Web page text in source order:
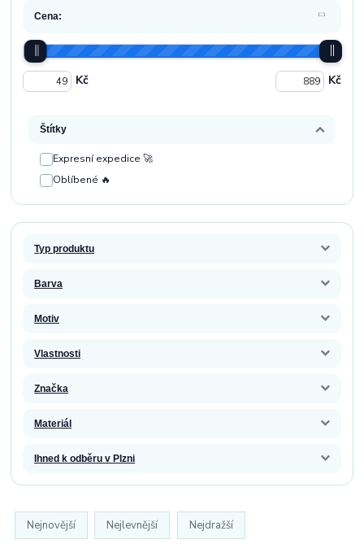
Cena:
Kč Kč
Štítky
Expresní expedice 🚀
Oblíbené 🔥
Typ produktu
Barva
Motiv
Vlastnosti
Značka
Materiál
Ihned k odběru v Plzni
Nejnovější Nejlevnější Nejdražší